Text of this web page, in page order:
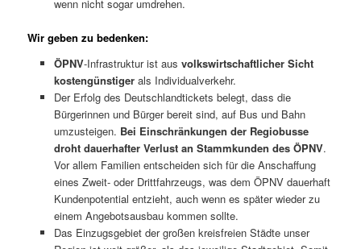
wenn nicht sogar umdrehen.
Wir geben zu bedenken:
ÖPNV-Infrastruktur ist aus volkswirtschaftlicher Sicht
kostengünstigerals Individualverkehr.
Der Erfolg des Deutschlandtickets belegt, dass die
Bürgerinnen und Bürger bereit sind, auf Bus und Bahn
umzusteigen. Bei Einschränkungen der Regiobusse
droht dauerhafter Verlust an Stammkunden des ÖPNV.
Vor allem Familien entscheiden sich für die Anschaffung
eines Zweit- oder Drittfahrzeugs, was dem ÖPNV dauerhaft
Kundenpotential entzieht, auch wenn es später wieder zu
einem Angebotsausbau kommen sollte.
Das Einzugsgebiet der großen kreisfreien Städte unser